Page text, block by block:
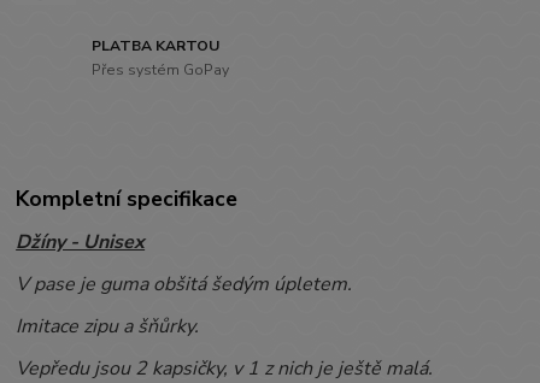
PLATBA KARTOU
Přes systém GoPay
Kompletní specifikace
Džíny - Unisex
V pase je guma obšitá šedým úpletem.
Imitace zipu a šňůrky.
Vepředu jsou 2 kapsičky, v 1 z nich je ještě malá.